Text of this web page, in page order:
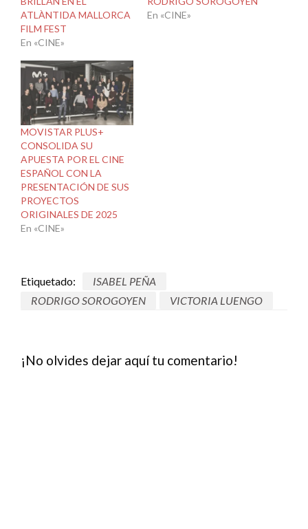
ATLÀNTIDA MALLORCA
FILM FEST
En «CINE»
En «CINE»
MOVISTAR PLUS+
CONSOLIDA SU
APUESTA POR EL CINE
ESPAÑOL CON LA
PRESENTACIÓN DE SUS
PROYECTOS
ORIGINALES DE 2025
En «CINE»
Etiquetado:
ISABEL PEÑA
RODRIGO SOROGOYEN
VICTORIA LUENGO
¡No olvides dejar aquí tu comentario!